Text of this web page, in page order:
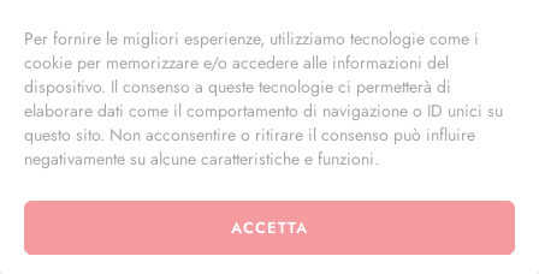
Per fornire le migliori esperienze, utilizziamo tecnologie come i
cookie per memorizzare e/o accedere alle informazioni del
dispositivo. Il consenso a queste tecnologie ci permetterà di
elaborare dati come il comportamento di navigazione o ID unici su
questo sito. Non acconsentire o ritirare il consenso può influire
negativamente su alcune caratteristiche e funzioni.
ACCETTA
info@masterphil.it